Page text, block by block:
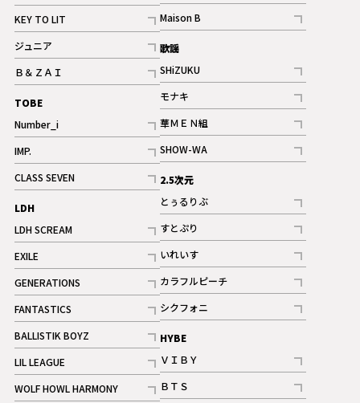
記事
KEY TO LIT
記事
ジュニア
記事
Ｂ＆ＺＡＩ
記事
TOBE
Number_i
記事
IMP.
記事
CLASS SEVEN
記事
LDH
LDH SCREAM
記事
EXILE
記事
GENERATIONS
記事
FANTASTICS
記事
BALLISTIK BOYZ
記事
LIL LEAGUE
記事
WOLF HOWL HARMONY
記事
ギャラリー
Maison B
記事
歌謡
SHiZUKU
記事
モナキ
記事
華ＭＥＮ組
記事
SHOW-WA
記事
2.5次元
とぅるりぶ
記事
すとぷり
記事
ギャラリー
いれいす
記事
ギャラリー
カラフルピーチ
記事
シクフォニ
記事
HYBE
ＶＩＢＹ
記事
ＢＴＳ